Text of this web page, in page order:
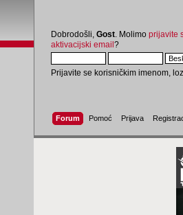
Dobrodošli, Gost . Molimo prijavite
aktivacijski email?
Prijavite se korisničkim imenom,
Forum Pomoć Prijava